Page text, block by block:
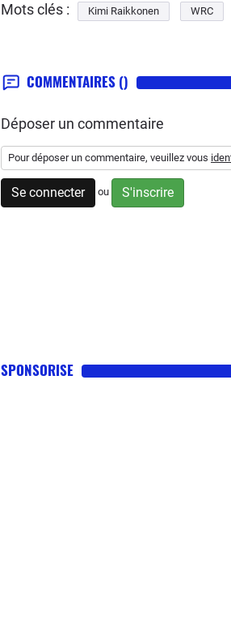
Mots clés : Kimi Raikkonen WRC
COMMENTAIRES ()
Déposer un commentaire
Pour déposer un commentaire, veuillez vous
Se connecter ou S'inscrire
SPONSORISE